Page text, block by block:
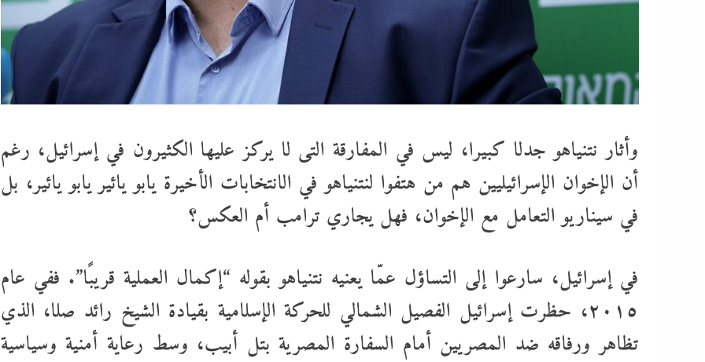
وأثار نتنياهو جدلا كبيرا، ليس في المفارقة التى لا يركز عليها الكثيرون في إسرائيل، رغم
أن الإخوان الإسرائيليين هم من هتفوا لنتنياهو في الانتخابات الأخيرة يابو يائير يابو يائير، بل
في سيناريو التعامل مع الإخوان، فهل يجاري ترامب أم العكس؟
في إسرائيل، سارعوا إلى التساؤل عمّا يعنيه نتنياهو بقوله “إكمال العملية قريبًا”. ففي عام
٢٠١٥، حظرت إسرائيل الفصيل الشمالي للحركة الإسلامية بقيادة الشيخ رائد صلا، الذي
تظاهر ورفاقه ضد المصريين أمام السفارة المصرية بتل أبيب، وسط رعاية أمنية وسياسية